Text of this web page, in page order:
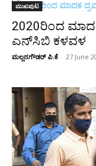
ಮುಖಪುಟ
2020ರಿಂದ ಮಾದಕ
ಎನ್‌ಸಿಬಿ ಕಳವಳ
ಮಲ್ಲನಗೌಡರ್‌ ಪಿ.ಕೆ - 27 June